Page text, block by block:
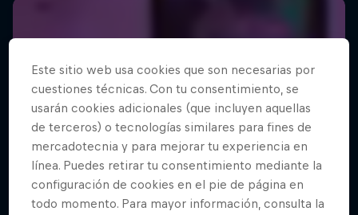
Este sitio web usa cookies que son necesarias por
cuestiones técnicas. Con tu consentimiento, se
usarán cookies adicionales (que incluyen aquellas
de terceros) o tecnologías similares para fines de
mercadotecnia y para mejorar tu experiencia en
línea. Puedes retirar tu consentimiento mediante la
configuración de cookies en el pie de página en
todo momento. Para mayor información, consulta la